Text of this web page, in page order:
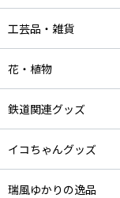
工芸品・雑貨
花・植物
鉄道関連グッズ
イコちゃんグッズ
瑞風ゆかりの逸品